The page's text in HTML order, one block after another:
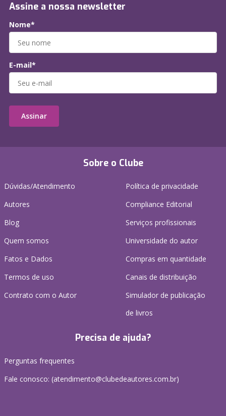
Sobre o Clube
Dúvidas/Atendimento
Autores
Blog
Quem somos
Fatos e Dados
Termos de uso
Contrato com o Autor
Política de privacidade
Compliance Editorial
Serviços profissionais
Universidade do autor
Compras em quantidade
Canais de distribuição
Simulador de publicação
de livros
Precisa de ajuda?
Perguntas frequentes
Fale conosco: (atendimento@clubedeautores.com.br)
Assine a nossa newsletter
Nome*
E-mail*
Assinar